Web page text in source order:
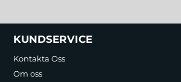
Sidfot Blandad info
KUNDSERVICE
Kontakta Oss
Om oss